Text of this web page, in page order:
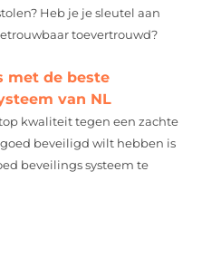
Heb je je sleutel aan
toevertrouwd?
met de beste
van NL
kwaliteit tegen een zachte
beveiligd wilt hebben is
beveilings systeem te